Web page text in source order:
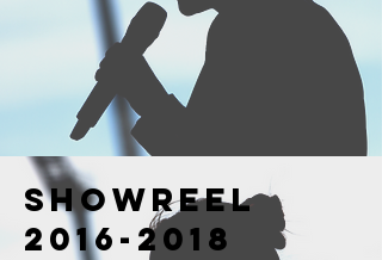
Showreel
2016-2018